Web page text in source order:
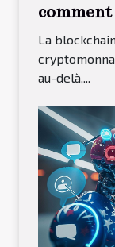
distribué
des
La
au-delà,...